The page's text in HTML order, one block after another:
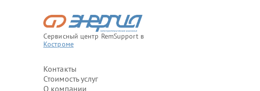
Сервисный центр RemSupport в
Костроме
Контакты
Стоимость услуг
О компании